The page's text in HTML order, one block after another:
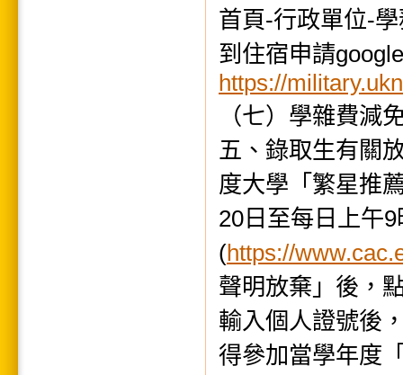
首頁-行政單位-
到住宿申請
https://
（七）學雜費減
五、錄取生有關
度大學「繁星推
20日至每日上午
(https://
聲明放棄」後，
輸入個人證號後
得參加當學年度